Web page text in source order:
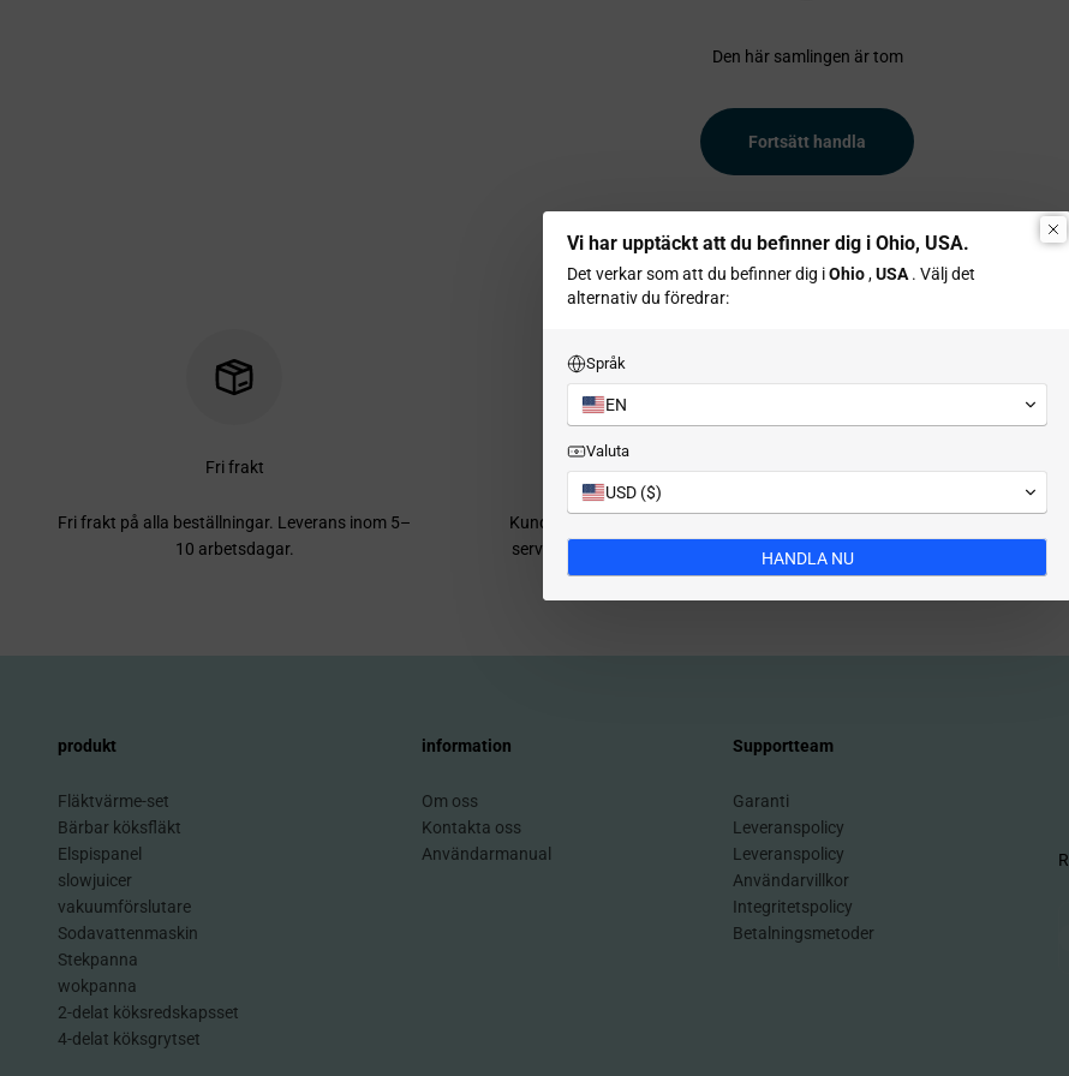
Den här samlingen är tom
Fortsätt handla
Fri frakt
Fri frakt på alla beställningar. Leverans inom 5–
10 arbetsdagar.
Kundservice
Kundtjänstens e-postadress:
service@ciarragadgets.com
Säker betalning
Säkra betalningsalternativ för
produkt
Fläktvärme-set
Bärbar köksfläkt
Elspispanel
slowjuicer
vakuumförslutare
Sodavattenmaskin
Stekpanna
wokpanna
2-delat köksredskapsset
4-delat köksgrytset
information
Om oss
Kontakta oss
Användarmanual
Supportteam
Garanti
Leveranspolicy
Leveranspolicy
Användarvillkor
Integritetspolicy
Betalningsmetoder
Vi har upptäckt att du befinner dig i Ohio, USA.
Det verkar som att du befinner dig iOhio,USA . Välj det
alternativ du föredrar:
Språk
EN
Valuta
USD ($)
HANDLA NU